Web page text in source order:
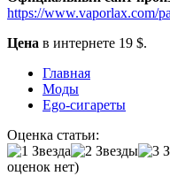
https://www.vaporlax.com/
Цена в интернете 19 $.
Главная
Моды
Ego-сигареты
Оценка статьи:
оценок нет)